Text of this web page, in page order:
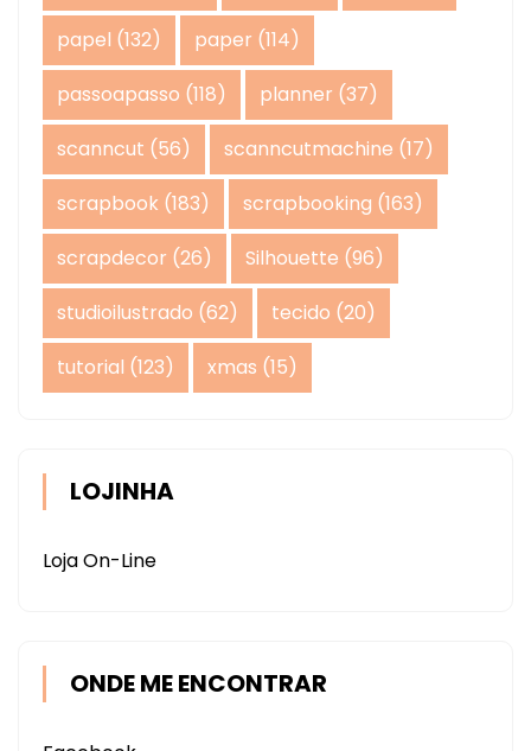
papel (132) paper (114)
passoapasso (118) planner (37)
scanncut (56) scanncutmachine (17)
scrapbook (183) scrapbooking (163)
scrapdecor (26) Silhouette (96)
studioilustrado (62) tecido (20)
tutorial (123) xmas (15)
LOJINHA
Loja On-Line
ONDE ME ENCONTRAR